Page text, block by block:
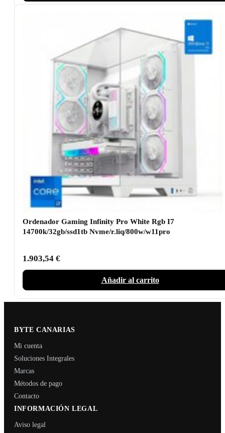
Ordenador Gaming Infinity Pro White Rgb I7
14700k/32gb/ssd1tb Nvme/r.liq/800w/w11pro
1.903,54 €
Añadir al carrito
BYTE CANARIAS
Mi cuenta
Soluciones Integrales
Marcas
Métodos de pago
Contacto
INFORMACIÓN LEGAL
Aviso legal